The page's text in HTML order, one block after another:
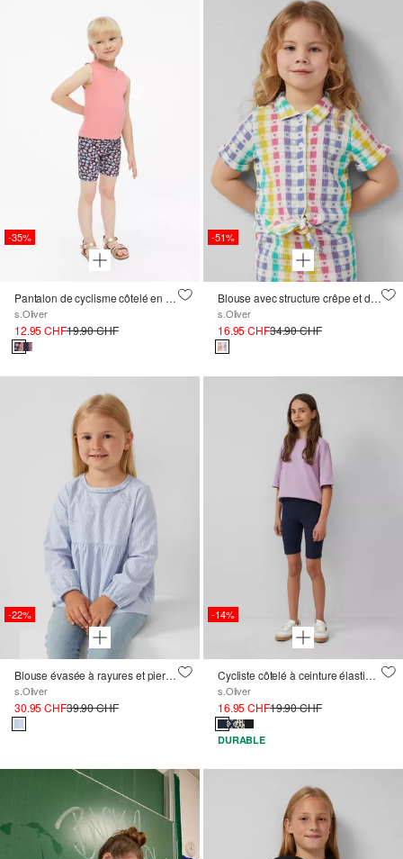
-35%
Pantalon de cyclisme côtelé en pack de deux
s.Oliver
12.95 CHF19.90 CHF
-51%
Blouse avec structure crêpe et détail de nœuds
s.Oliver
16.95 CHF34.90 CHF
-22%
Blouse évasée à rayures et pierres précieuses
s.Oliver
30.95 CHF39.90 CHF
-14%
Cycliste côtelé à ceinture élastique
s.Oliver
16.95 CHF19.90 CHF
DURABLE